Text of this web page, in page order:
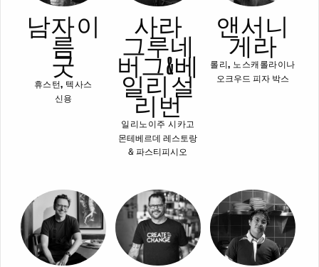
남자 이
름
굿
휴스턴, 텍사스
신용
사라
그루네
버그 & 베
일리 설
리번
일리노이주 시카고
몬테베르데 레스토랑
& 파스티피시오
앤서니
게라
롤리, 노스캐롤라이나
오크우드 피자 박스